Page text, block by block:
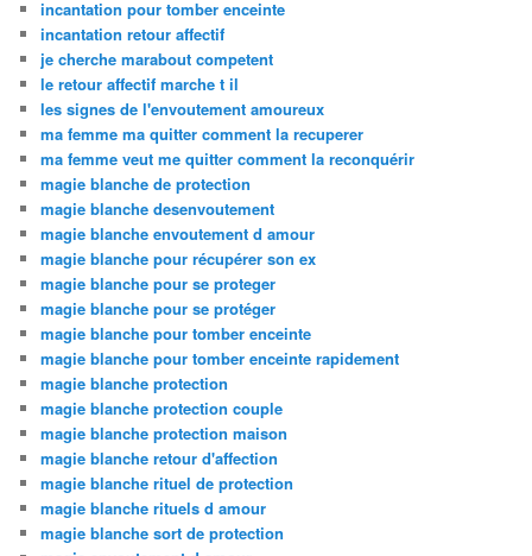
incantation pour tomber enceinte
incantation retour affectif
je cherche marabout competent
le retour affectif marche t il
les signes de l'envoutement amoureux
ma femme ma quitter comment la recuperer
ma femme veut me quitter comment la reconquérir
magie blanche de protection
magie blanche desenvoutement
magie blanche envoutement d amour
magie blanche pour récupérer son ex
magie blanche pour se proteger
magie blanche pour se protéger
magie blanche pour tomber enceinte
magie blanche pour tomber enceinte rapidement
magie blanche protection
magie blanche protection couple
magie blanche protection maison
magie blanche retour d'affection
magie blanche rituel de protection
magie blanche rituels d amour
magie blanche sort de protection